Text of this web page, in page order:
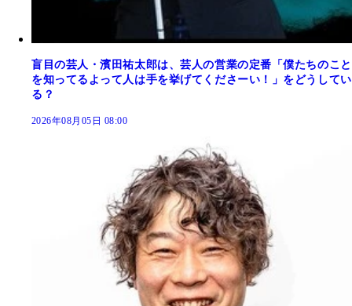
盲目の芸人・濱田祐太郎は、芸人の営業の定番「僕たちのこと
を知ってるよって人は手を挙げてくださーい！」をどうしてい
る？
2026年08月05日 08:00